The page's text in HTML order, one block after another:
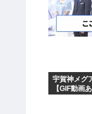
宇賀神メグ
【GIF動画あ